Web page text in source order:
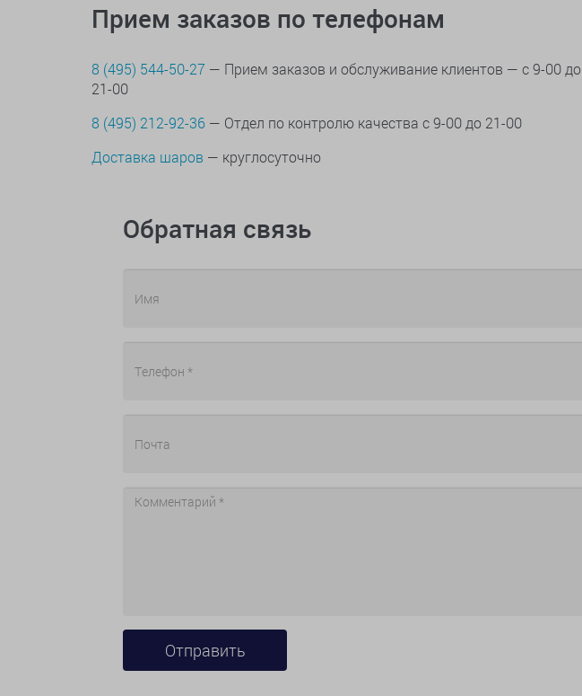
Прием заказов по телефонам
8 (495) 544-50-27 — Прием заказов и обслуживание клиентов — с 9-00 до
21-00
8 (495) 212-92-36 — Отдел по контролю качества с 9-00 до 21-00
Доставка шаров — круглосуточно
Обратная связь